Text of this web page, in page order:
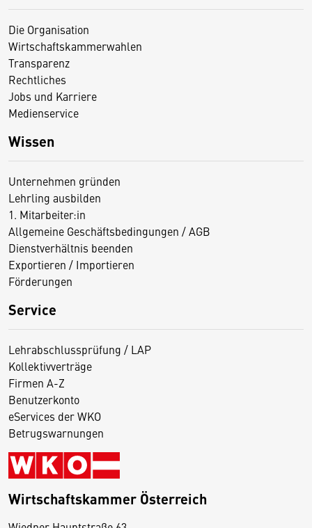
Die Organisation
Wirtschaftskammerwahlen
Transparenz
Rechtliches
Jobs und Karriere
Medienservice
Wissen
Unternehmen gründen
Lehrling ausbilden
1. Mitarbeiter:in
Allgemeine Geschäftsbedingungen / AGB
Dienstverhältnis beenden
Exportieren / Importieren
Förderungen
Service
Lehrabschlussprüfung / LAP
Kollektivverträge
Firmen A-Z
Benutzerkonto
eServices der WKO
Betrugswarnungen
Wirtschaftskammer Österreich